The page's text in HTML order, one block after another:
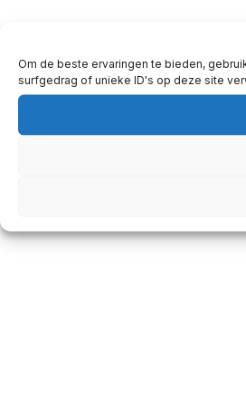
Om de beste ervaringen te bieden,
surfgedrag of unieke ID's op deze site